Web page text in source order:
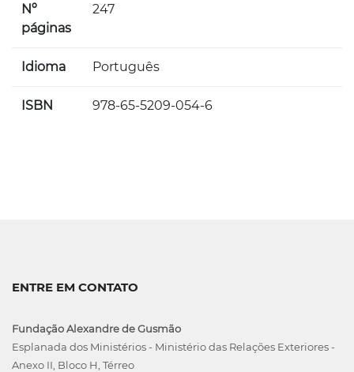
Nº
páginas
247
Idioma Português
ISBN 978-65-5209-054-6
ENTRE EM CONTATO
Fundação Alexandre de Gusmão
Esplanada dos Ministérios - Ministério das Relações Exteriores -
Anexo II, Bloco H, Térreo